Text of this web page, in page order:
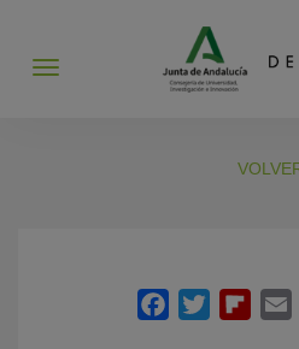
Abrir